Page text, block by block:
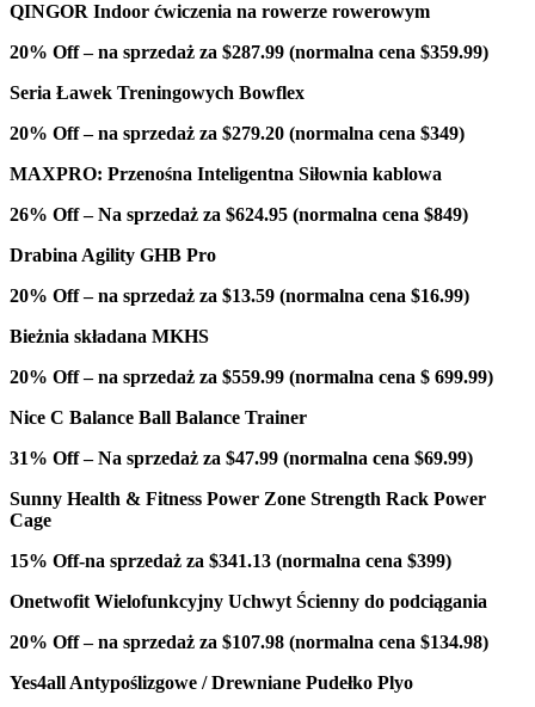
QINGOR Indoor ćwiczenia na rowerze rowerowym
20% Off – na sprzedaż za $287.99 (normalna cena $359.99)
Seria Ławek Treningowych Bowflex
20% Off – na sprzedaż za $279.20 (normalna cena $349)
MAXPRO: Przenośna Inteligentna Siłownia kablowa
26% Off – Na sprzedaż za $624.95 (normalna cena $849)
Drabina Agility GHB Pro
20% Off – na sprzedaż za $13.59 (normalna cena $16.99)
Bieżnia składana MKHS
20% Off – na sprzedaż za $559.99 (normalna cena $ 699.99)
Nice C Balance Ball Balance Trainer
31% Off – Na sprzedaż za $47.99 (normalna cena $69.99)
Sunny Health & Fitness Power Zone Strength Rack Power
Cage
15% Off-na sprzedaż za $341.13 (normalna cena $399)
Onetwofit Wielofunkcyjny Uchwyt Ścienny do podciągania
20% Off – na sprzedaż za $107.98 (normalna cena $134.98)
Yes4all Antypoślizgowe / Drewniane Pudełko Plyo